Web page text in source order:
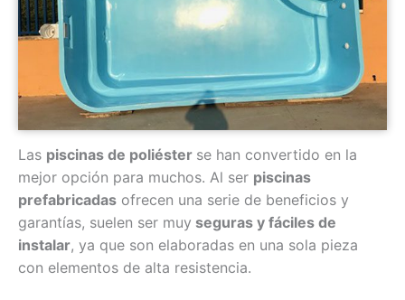
Las piscinas de poliéster se han convertido en la
mejor opción para muchos. Al ser piscinas
prefabricadas ofrecen una serie de beneficios y
garantías, suelen ser muy seguras y fáciles de
instalar, ya que son elaboradas en una sola pieza
con elementos de alta resistencia.